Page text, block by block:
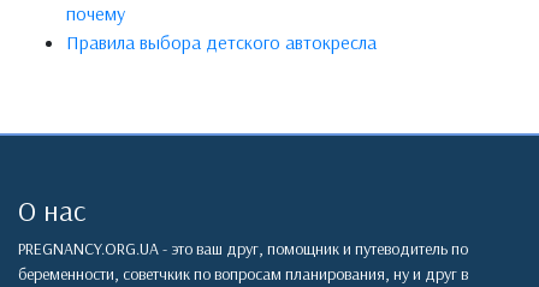
почему
Правила выбора детского автокресла
О нас
PREGNANCY.ORG.UA - это ваш друг, помощник и путеводитель по
беременности, советчкик по вопросам планирования, ну и друг в